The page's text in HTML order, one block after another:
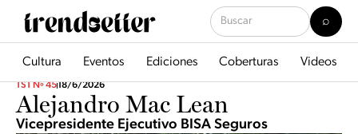
Cultura Eventos Ediciones Coberturas Videos
TST Nº 4518/6/2026
Alejandro Mac Lean
Vicepresidente Ejecutivo BISA Seguros